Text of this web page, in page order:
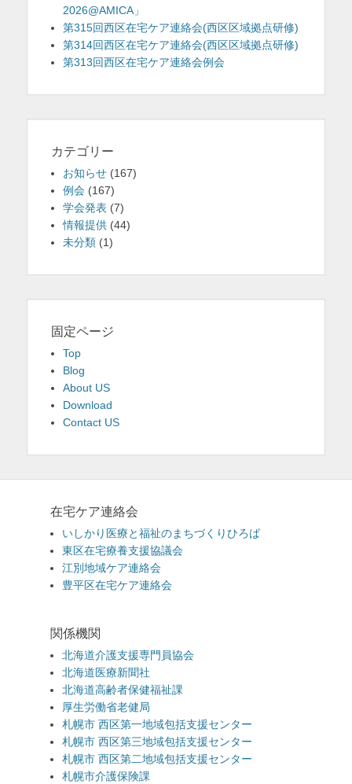
2026@AMICA」
第315回西区在宅ケア連絡会(西区区域拠点研修)
第314回西区在宅ケア連絡会(西区区域拠点研修)
第313回西区在宅ケア連絡会例会
カテゴリー
お知らせ (167)
例会 (167)
学会発表 (7)
情報提供 (44)
未分類 (1)
固定ページ
Top
Blog
About US
Download
Contact US
在宅ケア連絡会
いしかり医療と福祉のまちづくりひろば
東区在宅療養支援協議会
江別地域ケア連絡会
豊平区在宅ケア連絡会
関係機関
北海道介護支援専門員協会
北海道医療新聞社
北海道高齢者保健福祉課
厚生労働省老健局
札幌市 西区第一地域包括支援センター
札幌市 西区第三地域包括支援センター
札幌市 西区第二地域包括支援センター
札幌市介護保険課